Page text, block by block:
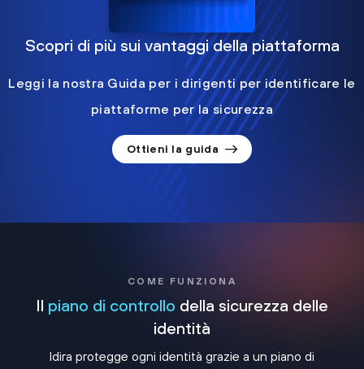
Scopri di più sui vantaggi della piattaforma
Leggi la nostra Guida per i dirigenti per identificare le
piattaforme per la sicurezza
Ottieni la guida
COME FUNZIONA
Il piano di controllo della sicurezza delle
identità
Idira protegge ogni identità grazie a un piano di